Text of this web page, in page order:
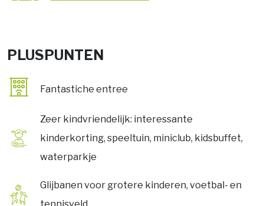
PLUSPUNTEN
Fantastiche entree
Zeer kindvriendelijk: interessante
kinderkorting, speeltuin, miniclub, kidsbuffet,
waterparkje
Glijbanen voor grotere kinderen, voetbal- en